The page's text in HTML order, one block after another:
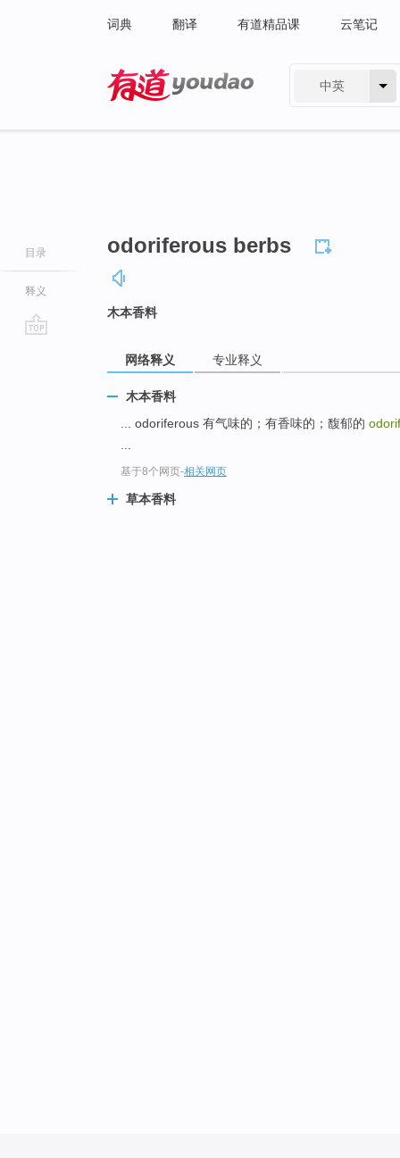
词典 翻译 有道精品课 云笔记
中英
目录
释义
odoriferous berbs
木本香料
网络释义 专业释义
木本香料
... odoriferous 有气味的；有香味的；馥郁的
基于8个网页-相关网页
草本香料